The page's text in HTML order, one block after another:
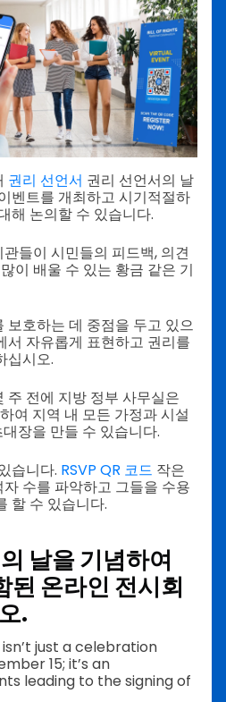
권리 선언서 권리 선언서의 날
벤트를 개최하고 시기적절하
해 논의할 수 있습니다.
들이 시민들의 피드백, 의견
이 배울 수 있는 황금 같은 기
보호하는 데 중점을 두고 있으
서 자유롭게 표현하고 권리를
십시오.
전에 지방 정부 사무실은
여 지역 내 모든 가정과 시설
장을 만들 수 있습니다.
습니다. RSVP QR 코드 작은
수를 파악하고 그들을 수용
할 수 있습니다.
날을 기념하여
된 온라인 전시회
.
just a celebration
15; it’s an
leading to the signing of